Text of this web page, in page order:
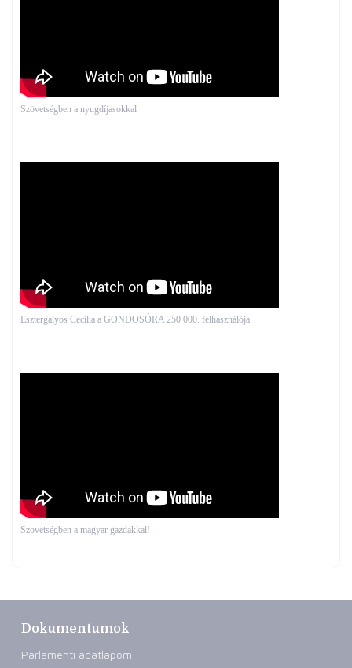
Szövetségben a nyugdíjasokkal
Esztergályos Cecília a GONDOSÓRA 250 000. felhasználója
Szövetségben a magyar gazdákkal!
Dokumentumok
Parlamenti adatlapom